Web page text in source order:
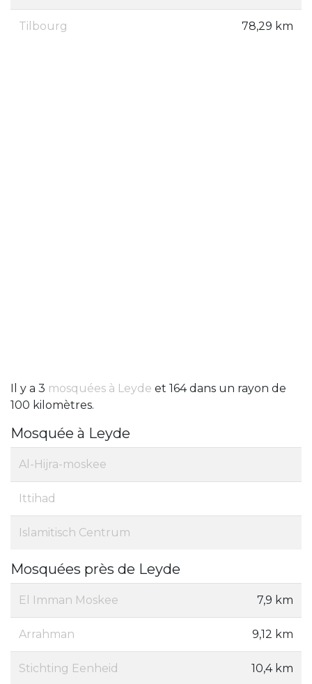
Tilbourg 78,29 km
Il y a 3 mosquées à Leyde et 164 dans un rayon de
100 kilomètres.
Mosquée à Leyde
Al-Hijra-moskee
Ittihad
Islamitisch Centrum
Mosquées près de Leyde
El Imman Moskee 7,9 km
Arrahman 9,12 km
Stichting Eenheid 10,4 km